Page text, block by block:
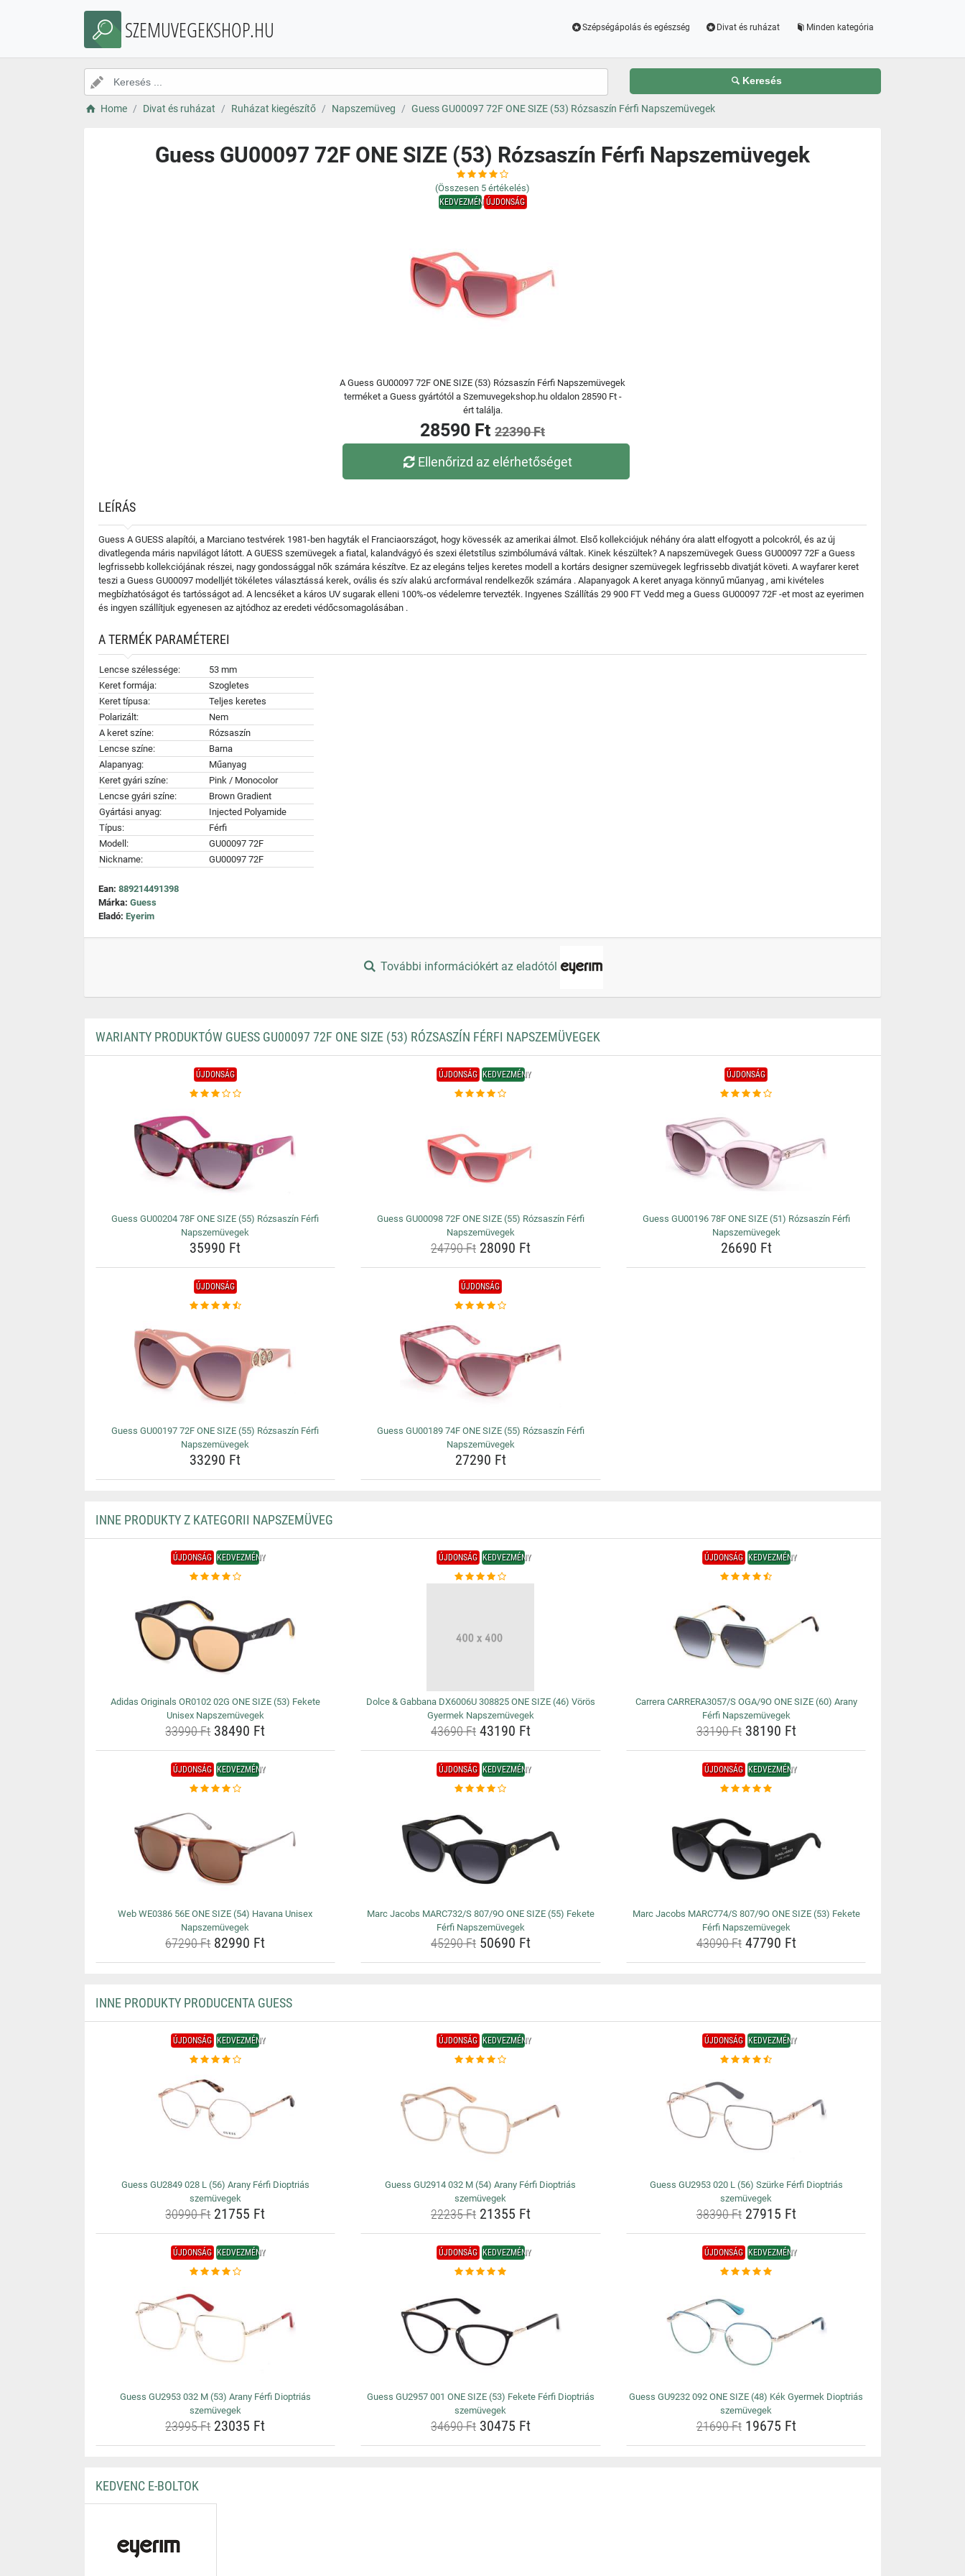
SZEMUVEGEKSHOP.HU Szépségápolás és egészség Divat és ruházat Minden kategória
Keresés
Home Divat és ruházat Ruházat kiegészítő Napszemüveg Guess GU00097 72F ONE SIZE (53) Rózsaszín Férfi Napszemüvegek
Guess GU00097 72F ONE SIZE (53) Rózsaszín Férfi Napszemüvegek
(Összesen 5 értékelés)
KEDVEZMÉNYÚJDONSÁG
A Guess GU00097 72F ONE SIZE (53) Rózsaszín Férfi Napszemüvegek
terméket a Guess gyártótól a Szemuvegekshop.hu oldalon 28590 Ft -
ért találja.
28590 Ft 22390 Ft
Ellenőrizd az elérhetőséget
LEÍRÁS
Guess A GUESS alapítói, a Marciano testvérek 1981-ben hagyták el Franciaországot, hogy kövessék az amerikai álmot. Első kollekciójuk néhány óra alatt elfogyott a polcokról, és az új
divatlegenda máris napvilágot látott. A GUESS szemüvegek a fiatal, kalandvágyó és szexi életstílus szimbólumává váltak. Kinek készültek? A napszemüvegek Guess GU00097 72F a Guess
legfrissebb kollekciójának részei, nagy gondossággal nők számára készítve. Ez az elegáns teljes keretes modell a kortárs designer szemüvegek legfrissebb divatját követi. A wayfarer keret
teszi a Guess GU00097 modelljét tökéletes választássá kerek, ovális és szív alakú arcformával rendelkezők számára . Alapanyagok A keret anyaga könnyű műanyag , ami kivételes
megbízhatóságot és tartósságot ad. A lencséket a káros UV sugarak elleni 100%-os védelemre tervezték. Ingyenes Szállítás 29 900 FT Vedd meg a Guess GU00097 72F -et most az eyerimen
és ingyen szállítjuk egyenesen az ajtódhoz az eredeti védőcsomagolásában .
A TERMÉK PARAMÉTEREI
Lencse szélessége:
53 mm
Keret formája:
Szogletes
Keret típusa:
Teljes keretes
Polarizált:
Nem
A keret színe:
Rózsaszín
Lencse színe:
Barna
Alapanyag:
Műanyag
Keret gyári színe:
Pink / Monocolor
Lencse gyári színe:
Brown Gradient
Gyártási anyag:
Injected Polyamide
Típus:
Férfi
Modell:
GU00097 72F
Nickname:
GU00097 72F
Ean: 889214491398
Márka: Guess
Eladó: Eyerim
További információkért az eladótól
WARIANTY PRODUKTÓW GUESS GU00097 72F ONE SIZE (53) RÓZSASZÍN FÉRFI NAPSZEMÜVEGEK
ÚJDONSÁG
Guess GU00204 78F ONE SIZE (55) Rózsaszín Férfi
Napszemüvegek
35990 Ft
ÚJDONSÁG KEDVEZMÉNY
Guess GU00098 72F ONE SIZE (55) Rózsaszín Férfi
Napszemüvegek
24790 Ft28090 Ft
ÚJDONSÁG
Guess GU00196 78F ONE SIZE (51) Rózsaszín Férfi
Napszemüvegek
26690 Ft
ÚJDONSÁG
Guess GU00197 72F ONE SIZE (55) Rózsaszín Férfi
Napszemüvegek
33290 Ft
ÚJDONSÁG
Guess GU00189 74F ONE SIZE (55) Rózsaszín Férfi
Napszemüvegek
27290 Ft
INNE PRODUKTY Z KATEGORII NAPSZEMÜVEG
ÚJDONSÁG KEDVEZMÉNY
Adidas Originals OR0102 02G ONE SIZE (53) Fekete
Unisex Napszemüvegek
33990 Ft38490 Ft
ÚJDONSÁG KEDVEZMÉNY
Dolce & Gabbana DX6006U 308825 ONE SIZE (46) Vörös
Gyermek Napszemüvegek
43690 Ft43190 Ft
ÚJDONSÁG KEDVEZMÉNY
Carrera CARRERA3057/S OGA/9O ONE SIZE (60) Arany
Férfi Napszemüvegek
33190 Ft38190 Ft
ÚJDONSÁG KEDVEZMÉNY
Web WE0386 56E ONE SIZE (54) Havana Unisex
Napszemüvegek
67290 Ft82990 Ft
ÚJDONSÁG KEDVEZMÉNY
Marc Jacobs MARC732/S 807/9O ONE SIZE (55) Fekete
Férfi Napszemüvegek
45290 Ft50690 Ft
ÚJDONSÁG KEDVEZMÉNY
Marc Jacobs MARC774/S 807/9O ONE SIZE (53) Fekete
Férfi Napszemüvegek
43090 Ft47790 Ft
INNE PRODUKTY PRODUCENTA GUESS
ÚJDONSÁG KEDVEZMÉNY
Guess GU2849 028 L (56) Arany Férfi Dioptriás
szemüvegek
30990 Ft21755 Ft
ÚJDONSÁG KEDVEZMÉNY
Guess GU2914 032 M (54) Arany Férfi Dioptriás
szemüvegek
22235 Ft21355 Ft
ÚJDONSÁG KEDVEZMÉNY
Guess GU2953 020 L (56) Szürke Férfi Dioptriás
szemüvegek
38390 Ft27915 Ft
ÚJDONSÁG KEDVEZMÉNY
Guess GU2953 032 M (53) Arany Férfi Dioptriás
szemüvegek
23995 Ft23035 Ft
ÚJDONSÁG KEDVEZMÉNY
Guess GU2957 001 ONE SIZE (53) Fekete Férfi Dioptriás
szemüvegek
34690 Ft30475 Ft
ÚJDONSÁG KEDVEZMÉNY
Guess GU9232 092 ONE SIZE (48) Kék Gyermek Dioptriás
szemüvegek
21690 Ft19675 Ft
KEDVENC E-BOLTOK